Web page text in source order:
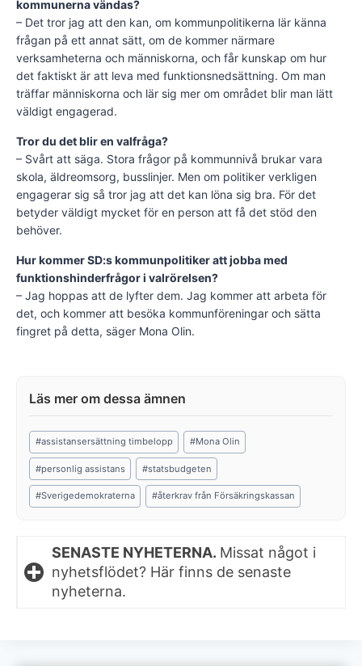
kommunerna vändas?
– Det tror jag att den kan, om kommunpolitikerna lär känna
frågan på ett annat sätt, om de kommer närmare
verksamheterna och människorna, och får kunskap om hur
det faktiskt är att leva med funktionsnedsättning. Om man
träffar människorna och lär sig mer om området blir man lätt
väldigt engagerad.
Tror du det blir en valfråga?
– Svårt att säga. Stora frågor på kommunnivå brukar vara
skola, äldreomsorg, busslinjer. Men om politiker verkligen
engagerar sig så tror jag att det kan löna sig bra. För det
betyder väldigt mycket för en person att få det stöd den
behöver.
Hur kommer SD:s kommunpolitiker att jobba med
funktionshinderfrågor i valrörelsen?
– Jag hoppas att de lyfter dem. Jag kommer att arbeta för
det, och kommer att besöka kommunföreningar och sätta
fingret på detta, säger Mona Olin.
Post
Tags:
#assistansersättning timbelopp #Mona Olin
#personlig assistans #statsbudgeten
#Sverigedemokraterna #återkrav från Försäkringskassan
SENASTE NYHETERNA. Missat något i
nyhetsflödet? Här finns de senaste
nyheterna.